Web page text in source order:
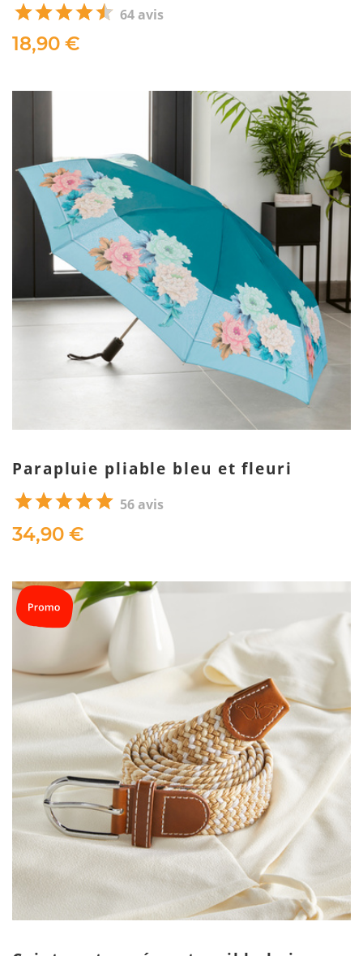
64 avis
18,90 €
Parapluie pliable bleu et fleuri
56 avis
34,90 €